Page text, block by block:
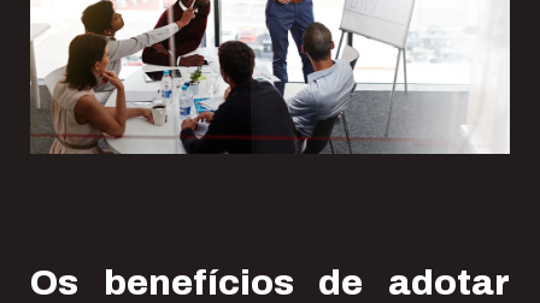
Os benefícios de adotar